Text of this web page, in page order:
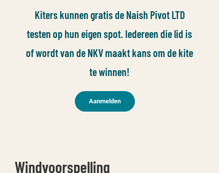
Kiters kunnen gratis de Naish Pivot LTD
testen op hun eigen spot. Iedereen die lid is
of wordt van de NKV maakt kans om de kite
te winnen!
Aanmelden
Windvoorspelling